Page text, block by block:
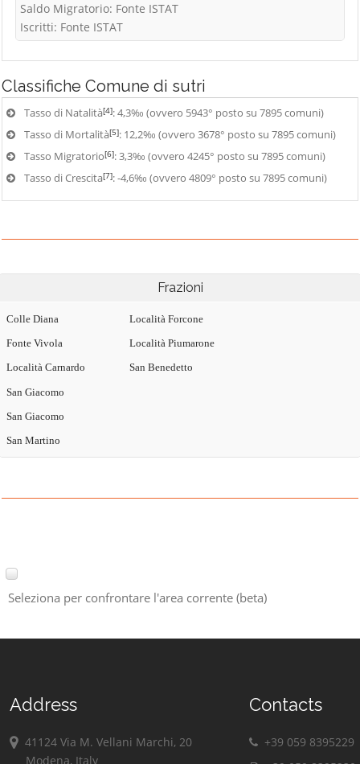
Saldo Migratorio: Fonte ISTAT
Iscritti: Fonte ISTAT
Classifiche Comune di sutri
Tasso di Natalità[4]: 4,3‰ (ovvero 5943° posto su 7895 comuni)
Tasso di Mortalità[5]: 12,2‰ (ovvero 3678° posto su 7895 comuni)
Tasso Migratorio[6]: 3,3‰ (ovvero 4245° posto su 7895 comuni)
Tasso di Crescita[7]: -4,6‰ (ovvero 4809° posto su 7895 comuni)
Frazioni
Colle Diana
Fonte Vivola
Località Carnardo
Località Forcone
Località Piumarone
San Benedetto
San Giacomo
San Giacomo
San Martino
Seleziona per confrontare l'area corrente (beta)
Address
41124 Via M. Vellani Marchi, 20
Modena, Italy
Contacts
+39 059 8395229